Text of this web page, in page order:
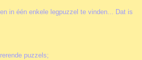
in één enkele legpuzzel te vinden... Dat is
puzzels;